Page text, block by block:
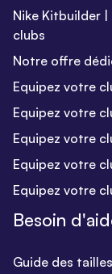
Nike Kitbuilder |
clubs
Notre offre
Equipez votre
Equipez votre
Equipez votre
Equipez votre
Equipez votre
Besoin
Guide des tailles